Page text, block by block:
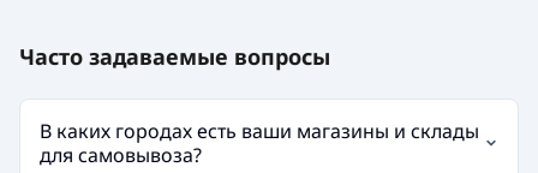
Часто задаваемые вопросы
В каких городах есть ваши магазины и склады
для самовывоза?